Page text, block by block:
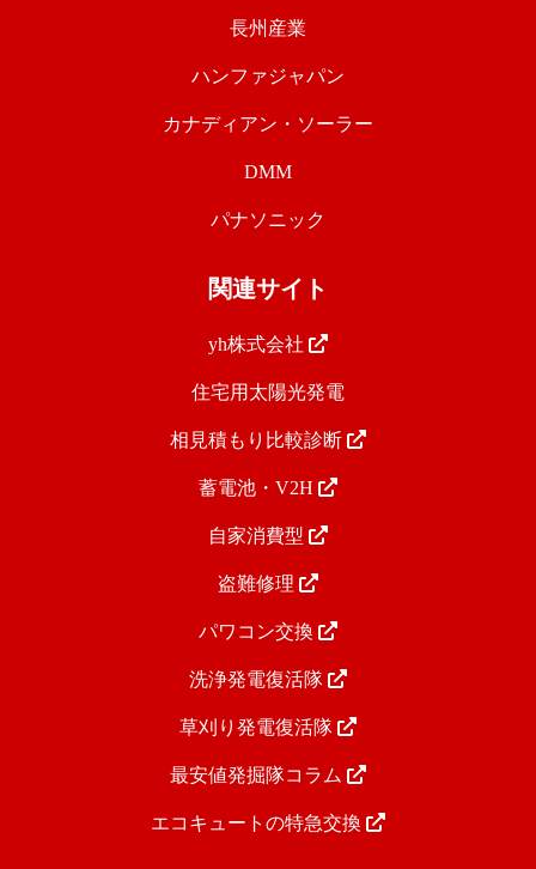
長州産業
ハンファジャパン
カナディアン・ソーラー
DMM
パナソニック
関連サイト
yh株式会社
住宅用太陽光発電
相見積もり比較診断
蓄電池・V2H
自家消費型
盗難修理
パワコン交換
洗浄発電復活隊
草刈り発電復活隊
最安値発掘隊コラム
エコキュートの特急交換